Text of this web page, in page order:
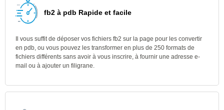
fb2 à pdb Rapide et facile
Il vous suffit de déposer vos fichiers fb2 sur la page pour les convertir
en pdb, ou vous pouvez les transformer en plus de 250 formats de
fichiers différents sans avoir à vous inscrire, à fournir une adresse e-
mail ou à ajouter un filigrane.